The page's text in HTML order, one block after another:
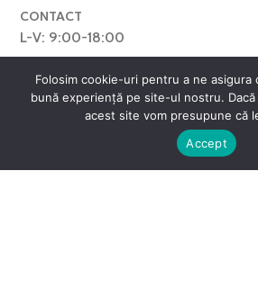
CONTACT
L-V: 9:00-18:00
0769.377.101
farmaverdero@yahoo.com
WhatsApp
Folosim cookie-uri pentru a ne asigura
bună experiență pe site-ul nostru.
acest site vom presupune că
Accept